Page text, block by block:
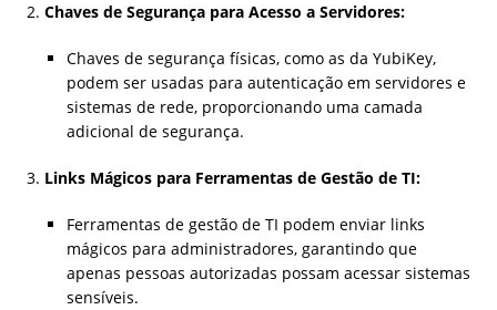
Chaves de Segurança para Acesso a Servidores:
Chaves de segurança físicas, como as da YubiKey,
podem ser usadas para autenticação em servidores e
sistemas de rede, proporcionando uma camada
adicional de segurança.
Links Mágicos para Ferramentas de Gestão de TI:
Ferramentas de gestão de TI podem enviar links
mágicos para administradores, garantindo que
apenas pessoas autorizadas possam acessar sistemas
sensíveis.